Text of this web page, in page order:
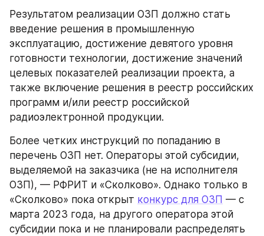
Результатом реализации ОЗП должно стать
введение решения в промышленную
эксплуатацию, достижение девятого уровня
готовности технологии, достижение значений
целевых показателей реализации проекта, а
также включение решения в реестр российских
программ и/или реестр российской
радиоэлектронной продукции.
Более четких инструкций по попаданию в
перечень ОЗП нет. Операторы этой субсидии,
выделяемой на заказчика (не на исполнителя
ОЗП), — РФРИТ и «Сколково». Однако только в
«Сколково» пока открыт конкурс для ОЗП — с
марта 2023 года, на другого оператора этой
субсидии пока и не планировали распределять